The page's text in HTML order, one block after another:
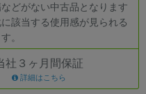
どがない中古品となります
該当する使用感が見られる
。
社３ヶ月間保証
詳細はこちら